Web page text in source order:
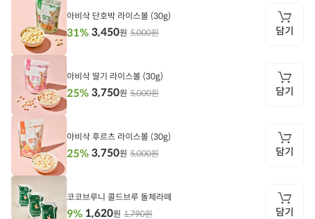
담
아비삭 단호박 라이스볼 (30g)
5,000원
31% 3,450원 담기
담
아비삭 딸기 라이스볼 (30g)
5,000원
25% 3,750원 담기
담
아비삭 후르츠 라이스볼 (30g)
5,000원
25% 3,750원 담기
코코브루니 콜드브루 돌체라떼
1,790원
9% 1,620원 담기